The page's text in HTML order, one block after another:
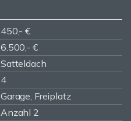
450,- €
6.500,- €
Satteldach
4
Garage, Freiplatz
Anzahl 2